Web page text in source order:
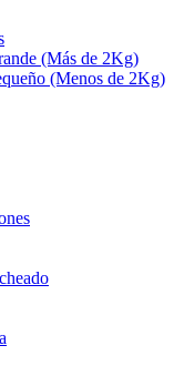
(Más de 2Kg)
(Menos de 2Kg)